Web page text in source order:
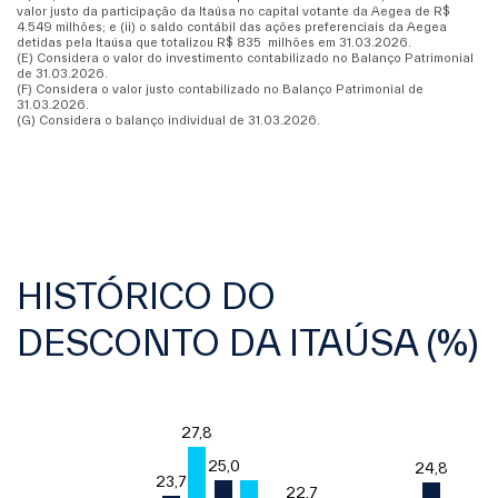
valor justo da participação da Itaúsa no capital votante da Aegea de R$
4.549 milhões; e (ii) o saldo contábil das ações preferenciais da Aegea
detidas pela Itaúsa que totalizou R$ 835 milhões em 31.03.2026.
(E) Considera o valor do investimento contabilizado no Balanço Patrimonial
de 31.03.2026.
(F) Considera o valor justo contabilizado no Balanço Patrimonial de
31.03.2026.
(G) Considera o balanço individual de 31.03.2026.
HISTÓRICO DO
DESCONTO DA ITAÚSA (%)
The chart has 1 X axis displaying categories.
23,7
23,7
27,8
27,8
25,0
25,0
22,7
22,7
24,8
24,8